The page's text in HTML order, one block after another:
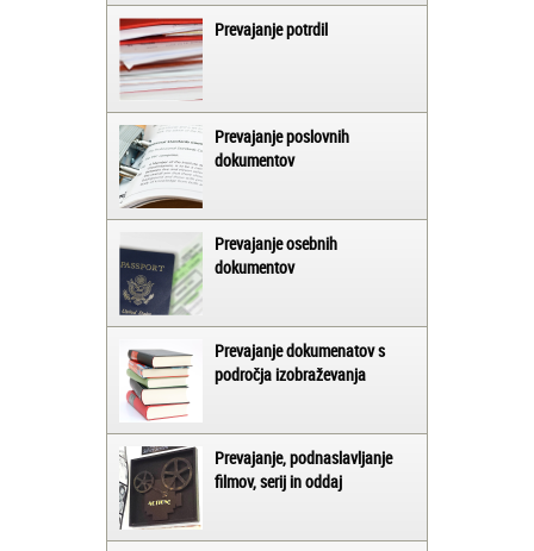
Prevajanje potrdil
Prevajanje poslovnih
dokumentov
Prevajanje osebnih
dokumentov
Prevajanje dokumenatov s
področja izobraževanja
Prevajanje, podnaslavljanje
filmov, serij in oddaj